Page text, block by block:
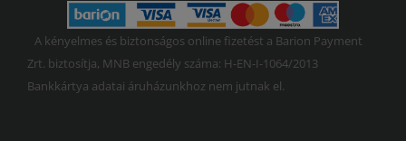
A kényelmes és biztonságos online fizetést a Barion Payment
Zrt. biztosítja, MNB engedély száma: H-EN-I-1064/2013
Bankkártya adatai áruházunkhoz nem jutnak el.